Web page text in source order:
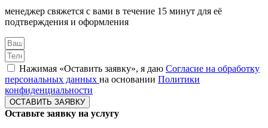
менеджер свяжется с вами в течение 15 минут для её
подтверждения и оформления
Нажимая «Оставить заявку», я даю Согласие на обработку
персональных данных на основании Политики
конфиденциальности
ОСТАВИТЬ ЗАЯВКУ
Оставьте заявку на услугу